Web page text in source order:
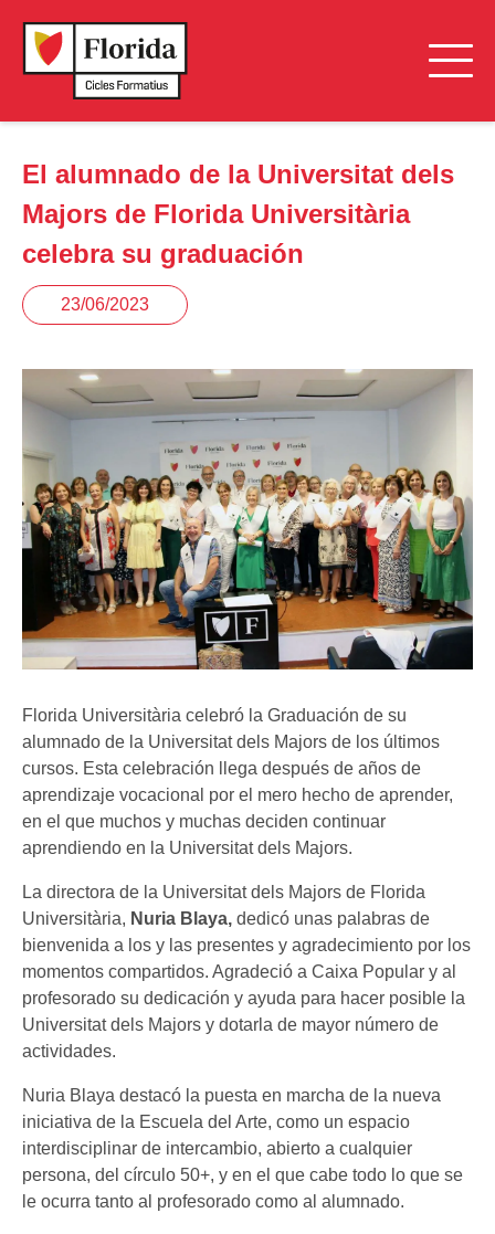
El alumnado de la Universitat dels
Majors de Florida Universitària
celebra su graduación
23/06/2023
Florida Universitària celebró la Graduación de su
alumnado de la Universitat dels Majors de los últimos
cursos. Esta celebración llega después de años de
aprendizaje vocacional por el mero hecho de aprender,
en el que muchos y muchas deciden continuar
aprendiendo en la Universitat dels Majors.
La directora de la Universitat dels Majors de Florida
Universitària, Nuria Blaya, dedicó unas palabras de
bienvenida a los y las presentes y agradecimiento por los
momentos compartidos. Agradeció a Caixa Popular y al
profesorado su dedicación y ayuda para hacer posible la
Universitat dels Majors y dotarla de mayor número de
actividades.
Nuria Blaya destacó la puesta en marcha de la nueva
iniciativa de la Escuela del Arte, como un espacio
interdisciplinar de intercambio, abierto a cualquier
persona, del círculo 50+, y en el que cabe todo lo que se
le ocurra tanto al profesorado como al alumnado.